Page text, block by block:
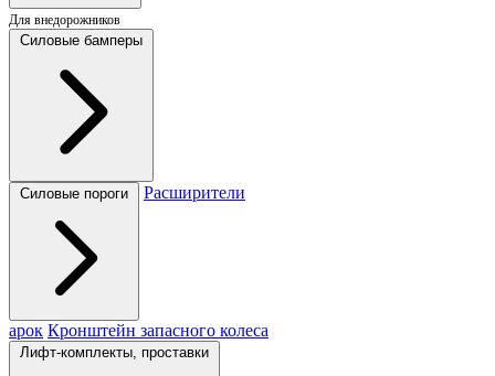
Для внедорожников
Силовые бамперы
Силовые пороги Расширители
арок Кронштейн запасного колеса
Лифт-комплекты, проставки